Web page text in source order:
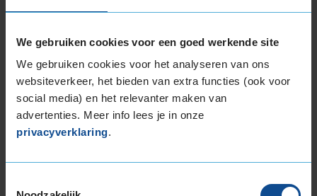
We gebruiken cookies voor een goed werkende site
We gebruiken cookies voor het analyseren van ons
websiteverkeer, het bieden van extra functies (ook voor
social media) en het relevanter maken van
advertenties. Meer info lees je in onze
privacyverklaring.
Continental
C
A